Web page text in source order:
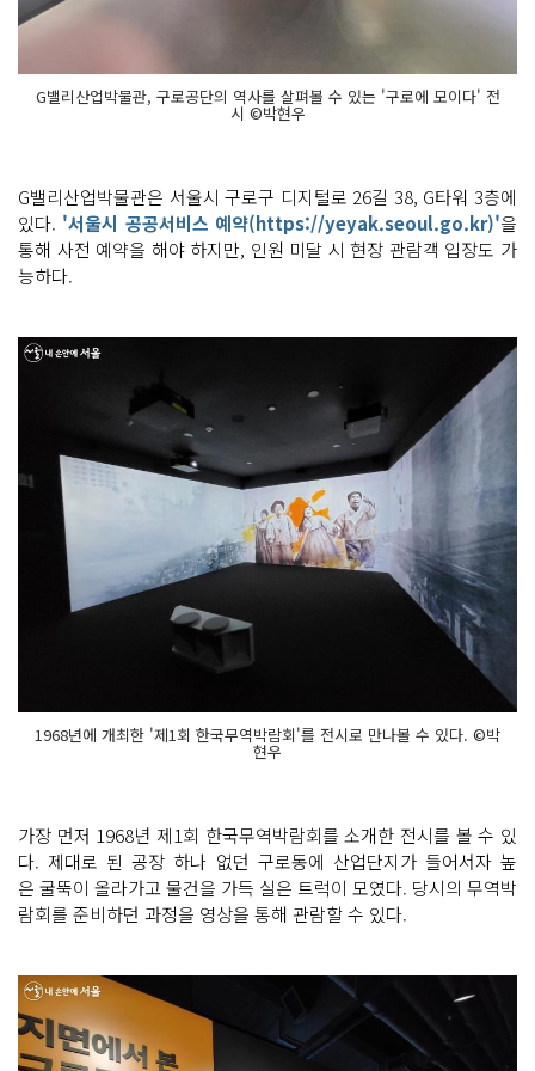
G밸리산업박물관, 구로공단의 역사를 살펴볼 수 있는 '구로에 모이다' 전
시 ©박현우
G밸리산업박물관은 서울시 구로구 디지털로 26길 38, G타워 3층에
있다. '서울시 공공서비스 예약(https://yeyak.seoul.go.kr)'을
통해 사전 예약을 해야 하지만, 인원 미달 시 현장 관람객 입장도 가
능하다.
1968년에 개최한 '제1회 한국무역박람회'를 전시로 만나볼 수 있다. ©박
현우
가장 먼저 1968년 제1회 한국무역박람회를 소개한 전시를 볼 수 있
다. 제대로 된 공장 하나 없던 구로동에 산업단지가 들어서자 높
은 굴뚝이 올라가고 물건을 가득 실은 트럭이 모였다. 당시의 무역박
람회를 준비하던 과정을 영상을 통해 관람할 수 있다.